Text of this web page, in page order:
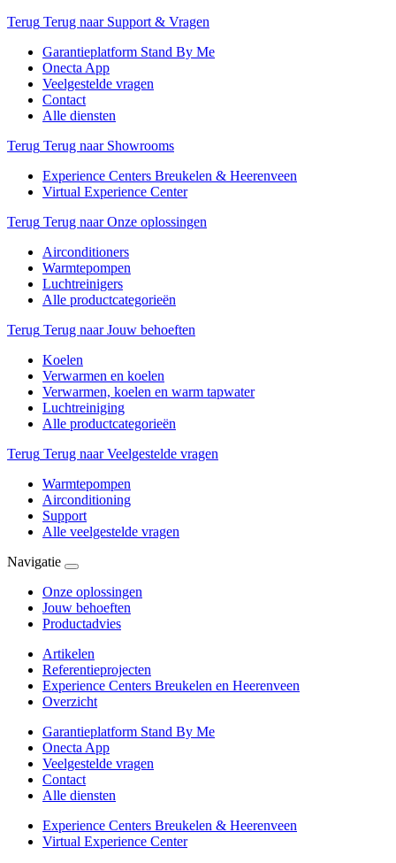
Terug Terug naar Support & Vragen
Garantieplatform Stand By Me
Onecta App
Veelgestelde vragen
Contact
Alle diensten
Terug Terug naar Showrooms
Experience Centers Breukelen & Heerenveen
Virtual Experience Center
Terug Terug naar Onze oplossingen
Airconditioners
Warmtepompen
Luchtreinigers
Alle productcategorieën
Terug Terug naar Jouw behoeften
Koelen
Verwarmen en koelen
Verwarmen, koelen en warm tapwater
Luchtreiniging
Alle productcategorieën
Terug Terug naar Veelgestelde vragen
Warmtepompen
Airconditioning
Support
Alle veelgestelde vragen
Navigatie
Onze oplossingen
Jouw behoeften
Productadvies
Artikelen
Referentieprojecten
Experience Centers Breukelen en Heerenveen
Overzicht
Garantieplatform Stand By Me
Onecta App
Veelgestelde vragen
Contact
Alle diensten
Experience Centers Breukelen & Heerenveen
Virtual Experience Center